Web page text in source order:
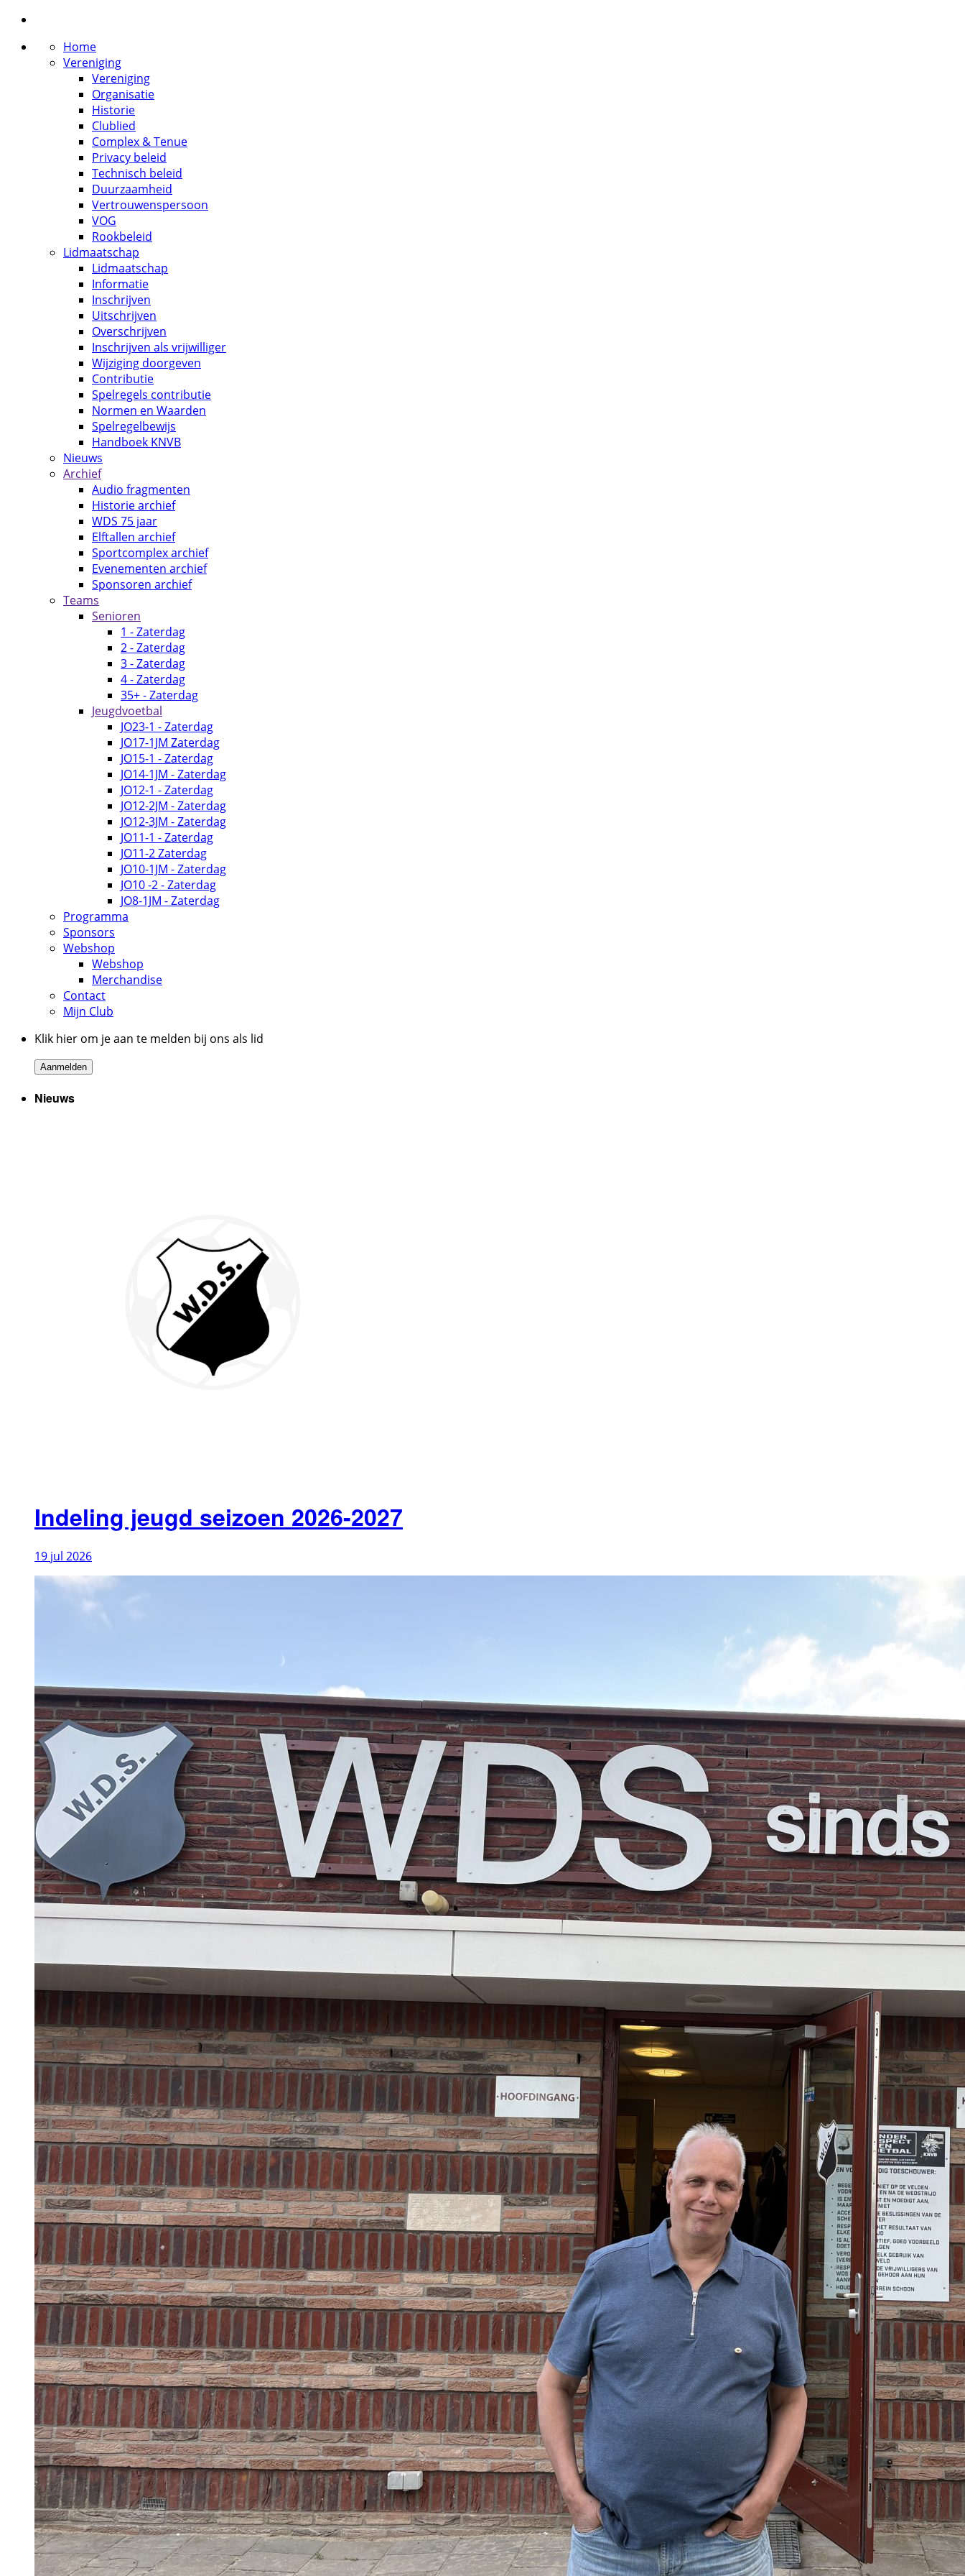
Home
Vereniging
Vereniging
Organisatie
Historie
Clublied
Complex & Tenue
Privacy beleid
Technisch beleid
Duurzaamheid
Vertrouwenspersoon
VOG
Rookbeleid
Lidmaatschap
Lidmaatschap
Informatie
Inschrijven
Uitschrijven
Overschrijven
Inschrijven als vrijwilliger
Wijziging doorgeven
Contributie
Spelregels contributie
Normen en Waarden
Spelregelbewijs
Handboek KNVB
Nieuws
Archief
Audio fragmenten
Historie archief
WDS 75 jaar
Elftallen archief
Sportcomplex archief
Evenementen archief
Sponsoren archief
Teams
Senioren
1 - Zaterdag
2 - Zaterdag
3 - Zaterdag
4 - Zaterdag
35+ - Zaterdag
Jeugdvoetbal
JO23-1 - Zaterdag
JO17-1JM Zaterdag
JO15-1 - Zaterdag
JO14-1JM - Zaterdag
JO12-1 - Zaterdag
JO12-2JM - Zaterdag
JO12-3JM - Zaterdag
JO11-1 - Zaterdag
JO11-2 Zaterdag
JO10-1JM - Zaterdag
JO10 -2 - Zaterdag
JO8-1JM - Zaterdag
Programma
Sponsors
Webshop
Webshop
Merchandise
Contact
Mijn Club
Klik hier om je aan te melden bij ons als lid
Aanmelden
Nieuws
Indeling jeugd seizoen 2026-2027
19 jul 2026